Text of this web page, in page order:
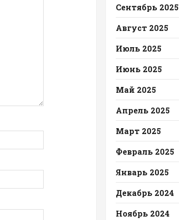
Сентябрь 2025
Август 2025
Июль 2025
Июнь 2025
Май 2025
Апрель 2025
Март 2025
Февраль 2025
Январь 2025
Декабрь 2024
Ноябрь 2024